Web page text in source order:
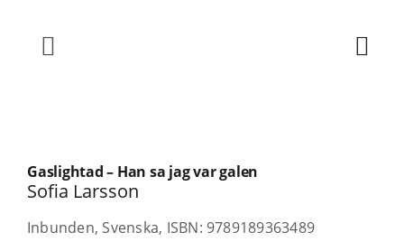
innehålletToggle
Författare
Teman
Gaslightad – Han sa jag var galen
Sofia Larsson
Inbunden, Svenska, ISBN: 9789189363489